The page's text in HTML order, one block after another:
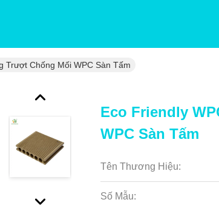
Trượt Chống Mối WPC Sàn Tấm
Eco Friendly
WPC Sàn Tấm
Tên Thương Hiệu:
Số Mẫu: